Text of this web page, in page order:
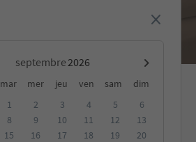
septembre
mar mer jeu ven sam
dim
1 2 3 4 5
6
8 9 10 11 12
13
15 16 17 18 19
20